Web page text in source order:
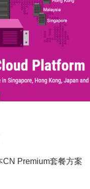
Premium套餐方案